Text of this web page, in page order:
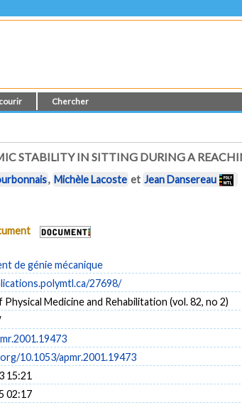
Chercher
STABILITY IN SITTING DURING A
, Michèle Lacoste et Jean Dansereau
de génie mécanique
27698/
Medicine and Rehabilitation (vol. 82, no 2)
10.1053/apmr.2001.19473
15:21
02:17